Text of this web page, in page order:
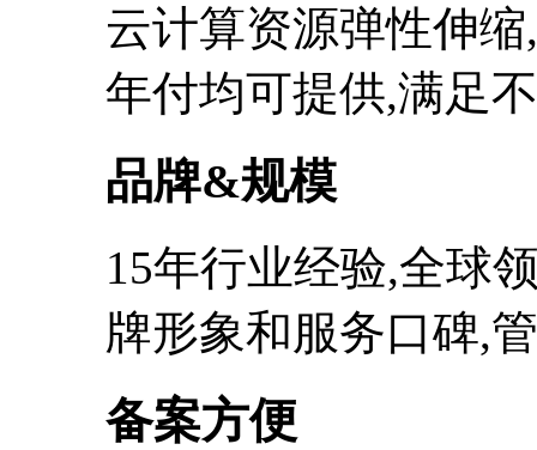
云计算资源弹性伸
年付均可提供,满足
品牌&规模
15年行业经验,全球
牌形象和服务口碑,
备案方便